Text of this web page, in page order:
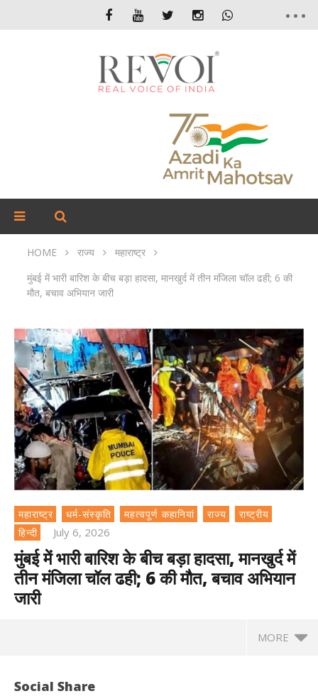
HOME राज्य
महाराष्ट्र
मुंबई में भारी बारिश के बीच बड़ा हादसा, मानखुर्द में तीन मंजिला चॉल ढही; 6 की
मौत, बचाव अभियान जारी
महाराष्ट्र धर्म-संस्कृति महत्वपूर्ण कहानियां राज्य
राष्ट्रीय
हिन्दी
July 6, 2026
मुंबई में भारी बारिश के बीच बड़ा हादसा, मानखुर्द में
तीन मंजिला चॉल ढही; 6 की मौत, बचाव अभियान
जारी
MORE
Social Share